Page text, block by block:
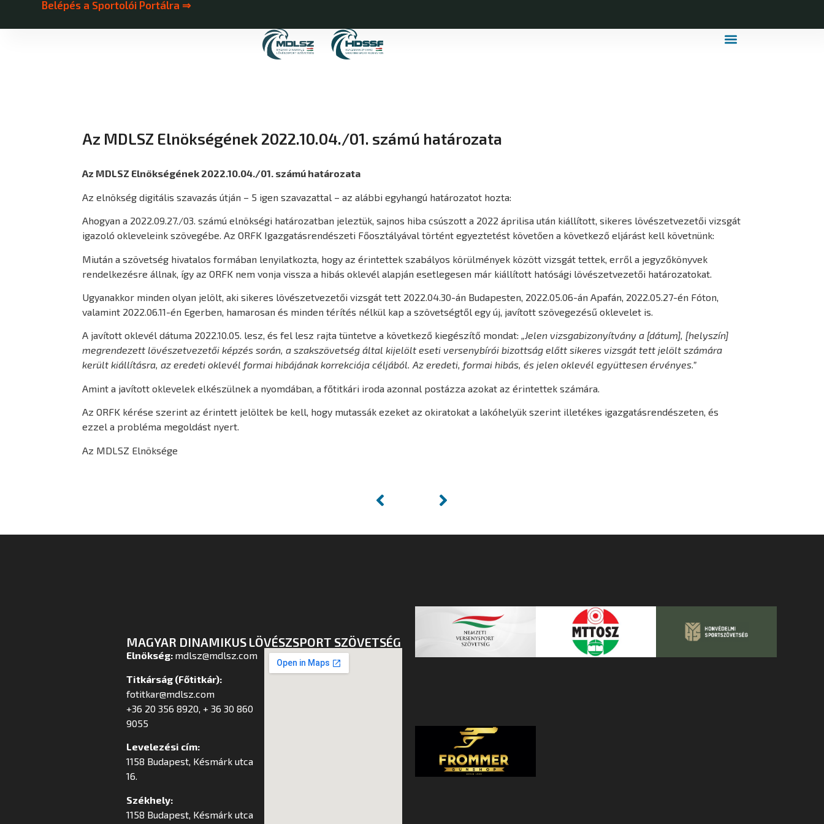
Belépés a Sportolói Portálra ⇒
Az MDLSZ Elnökségének 2022.10.04./01. számú határozata
Az MDLSZ Elnökségének 2022.10.04./01. számú határozata
Az elnökség digitális szavazás útján – 5 igen szavazattal – az alábbi egyhangú határozatot hozta:
Ahogyan a 2022.09.27./03. számú elnökségi határozatban jeleztük, sajnos hiba csúszott a 2022 áprilisa után kiállított, sikeres lövészetvezetői vizsgát
igazoló okleveleink szövegébe. Az ORFK Igazgatásrendészeti Főosztályával történt egyeztetést követően a következő eljárást kell követnünk:
Miután a szövetség hivatalos formában lenyilatkozta, hogy az érintettek szabályos körülmények között vizsgát tettek, erről a jegyzőkönyvek
rendelkezésre állnak, így az ORFK nem vonja vissza a hibás oklevél alapján esetlegesen már kiállított hatósági lövészetvezetői határozatokat.
Ugyanakkor minden olyan jelölt, aki sikeres lövészetvezetői vizsgát tett 2022.04.30-án Budapesten, 2022.05.06-án Apafán, 2022.05.27-én Fóton,
valamint 2022.06.11-én Egerben, hamarosan és minden térítés nélkül kap a szövetségtől egy új, javított szövegezésű oklevelet is.
A javított oklevél dátuma 2022.10.05. lesz, és fel lesz rajta tüntetve a következő kiegészítő mondat:„Jelen vizsgabizonyítvány a [dátum], [helyszín]
megrendezett lövészetvezetői képzés során, a szakszövetség által kijelölt eseti versenybírói bizottság előtt sikeres vizsgát tett jelölt számára
került kiállításra, az eredeti oklevél formai hibájának korrekciója céljából. Az eredeti, formai hibás, és jelen oklevél együttesen érvényes.”
Amint a javított oklevelek elkészülnek a nyomdában, a főtitkári iroda azonnal postázza azokat az érintettek számára.
Az ORFK kérése szerint az érintett jelöltek be kell, hogy mutassák ezeket az okiratokat a lakóhelyük szerint illetékes igazgatásrendészeten, és
ezzel a probléma megoldást nyert.
Az MDLSZ Elnöksége
MAGYAR DINAMIKUS LÖVÉSZSPORT SZÖVETSÉG
Elnökség: mdlsz@mdlsz.com
Titkárság (Főtitkár):
fotitkar@mdlsz.com
+36 20 356 8920, + 36 30 860
9055
Levelezési cím:
1158 Budapest, Késmárk utca
16.
Székhely:
1158 Budapest, Késmárk utca